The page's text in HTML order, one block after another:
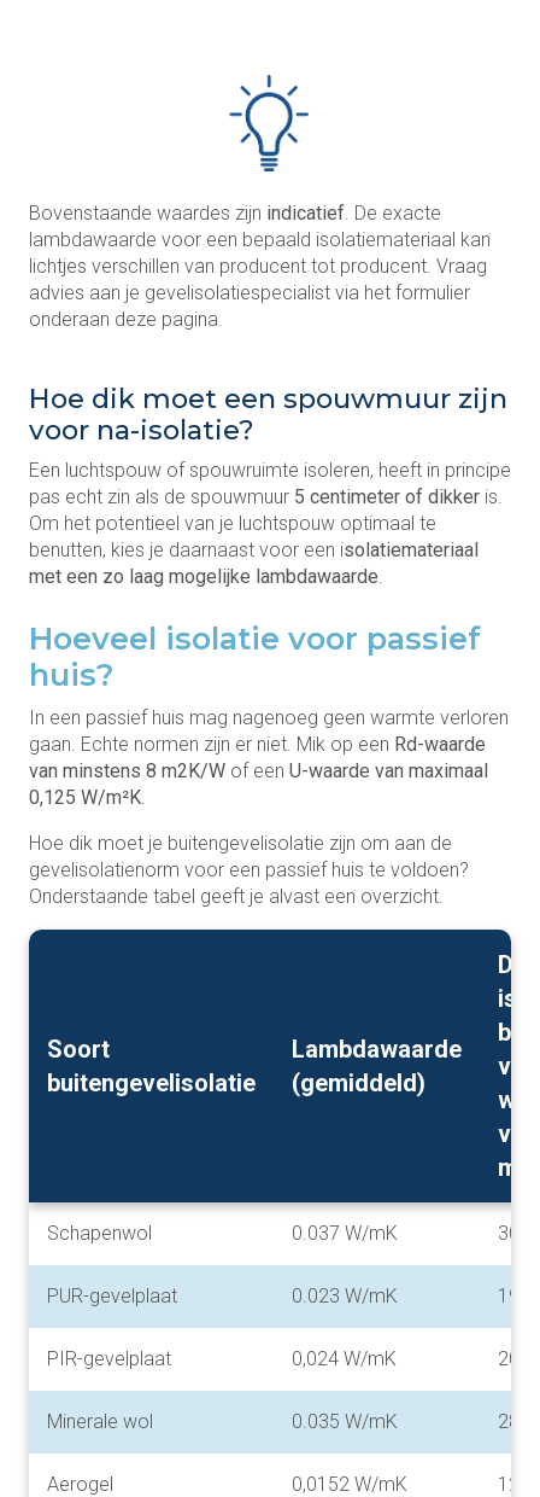
Bovenstaande waardes zijn indicatief . De exacte
lambdawaarde voor een bepaald isolatiemateriaal kan
lichtjes verschillen van producent tot producent. Vraag
advies aan je gevelisolatiespecialist via het formulier
onderaan deze pagina.
Hoe dik moet een spouwmuur zijn
voor na-isolatie?
Een luchtspouw of spouwruimte isoleren, heeft in principe
pas echt zin als de spouwmuur 5 centimeter of dikker is.
Om het potentieel van je luchtspouw optimaal te
benutten, kies je daarnaast voor een isolatiemateriaal
met een zo laag mogelijke lambdawaarde
Hoeveel isolatie voor passief
huis?
In een passief huis mag nagenoeg geen warmte verloren
gaan. Echte normen zijn er niet. Mik op een Rd-waarde
van minstens 8 m2K/W of een U-waarde van maximaal
0,125 W/m²K
Hoe dik moet je buitengevelisolatie zijn om aan de
gevelisolatienorm voor een passief huis te voldoen?
Onderstaande tabel geeft je alvast een overzicht.
Soort
buitengevelisolatie
Lambdawaarde
(gemiddeld)
Schapenwol 0.037 W/mK 30
PUR-gevelplaat 0.023 W/mK 19
PIR-gevelplaat 0,024 W/mK 20
Minerale wol 0.035 W/mK 28
Aerogel 0,0152 W/mK